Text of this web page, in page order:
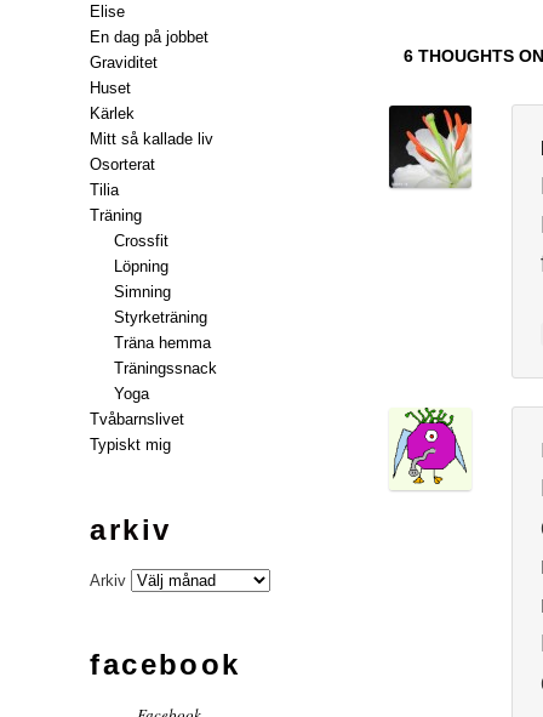
6 THOUGHTS
Elise
En dag på jobbet
Graviditet
Huset
Kärlek
Mitt så kallade liv
Osorterat
Tilia
Träning
Crossfit
Löpning
Simning
Styrketräning
Träna hemma
Träningssnack
Yoga
Tvåbarnslivet
Typiskt mig
arkiv
Arkiv
facebook